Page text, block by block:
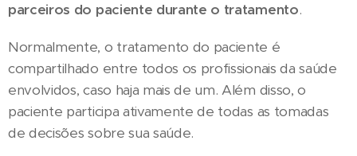
parceiros do paciente durante o tratamento.
Normalmente, o tratamento do paciente é
compartilhado entre todos os profissionais da saúde
envolvidos, caso haja mais de um. Além disso, o
paciente participa ativamente de todas as tomadas
de decisões sobre sua saúde.